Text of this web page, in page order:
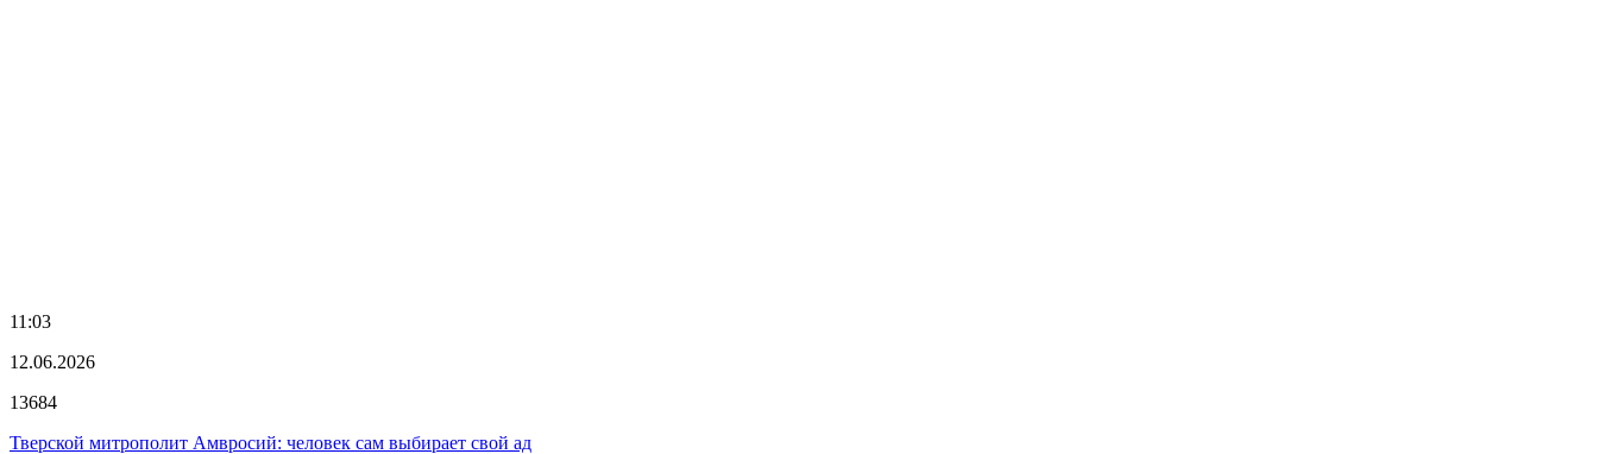
11:03
12.06.2026
13684
Тверской митрополит Амвросий: человек сам выбирает свой ад